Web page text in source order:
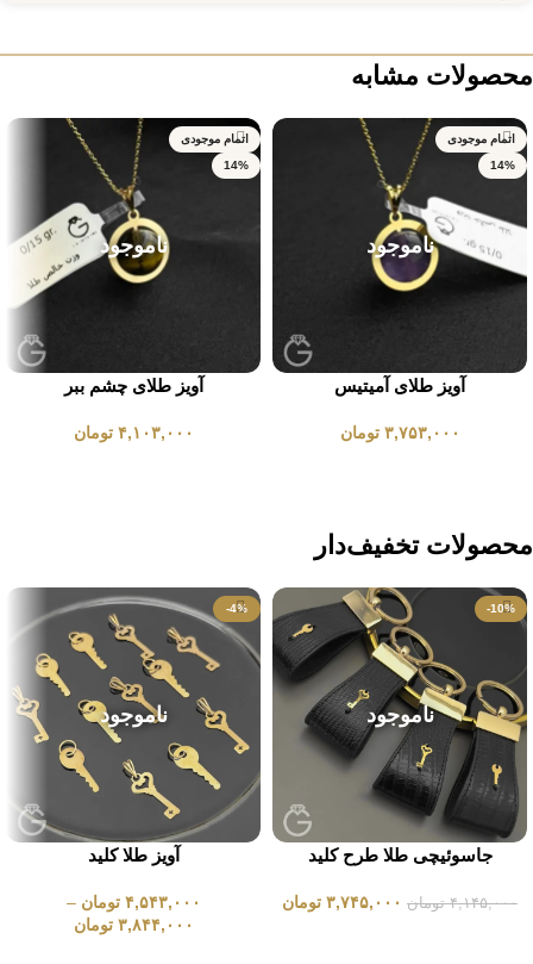
محصولات مشابه
اتمام موجودی
14%
ناموجود
آویز طلای آمیتیس
۳,۷۵۳,۰۰۰ تومان
اتمام موجودی
14%
ناموجود
آویز طلای چشم ببر
۴,۱۰۳,۰۰۰ تومان
محصولات تخفیف‌دار
-10%
ناموجود
جاسوئیچی طلا طرح کلید
۴,۱۴۵,۰۰۰ تومان ۳,۷۴۵,۰۰۰ تومان
-4%
ناموجود
آویز طلا کلید
۴,۵۴۳,۰۰۰ تومان –
۳,۸۴۴,۰۰۰ تومان